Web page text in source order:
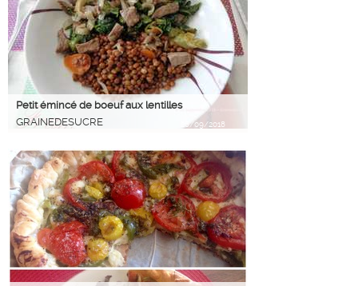
Petit émincé de boeuf aux lentilles
GRAINEDESUCRE
28/09/2018